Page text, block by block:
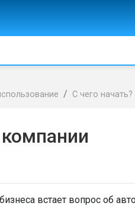
С чего начать?
встает вопрос об